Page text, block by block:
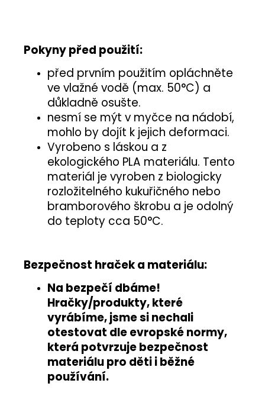
Pokyny před použití:
před prvním použitím opláchněte
ve vlažné vodě (max. 50°C) a
důkladně osušte.
nesmí se mýt v myčce na nádobí,
mohlo by dojít k jejich deformaci.
Vyrobeno s láskou a z
ekologického PLA materiálu. Tento
materiál je vyroben z biologicky
rozložitelného kukuřičného nebo
bramborového škrobu a je odolný
do teploty cca 50°C.
Bezpečnost hraček a materiálu:
Na bezpečí dbáme!
Hračky/produkty, které
vyrábíme, jsme si nechali
otestovat dle evropské normy,
která potvrzujebezpečnost
materiálu pro děti i běžné
používání.